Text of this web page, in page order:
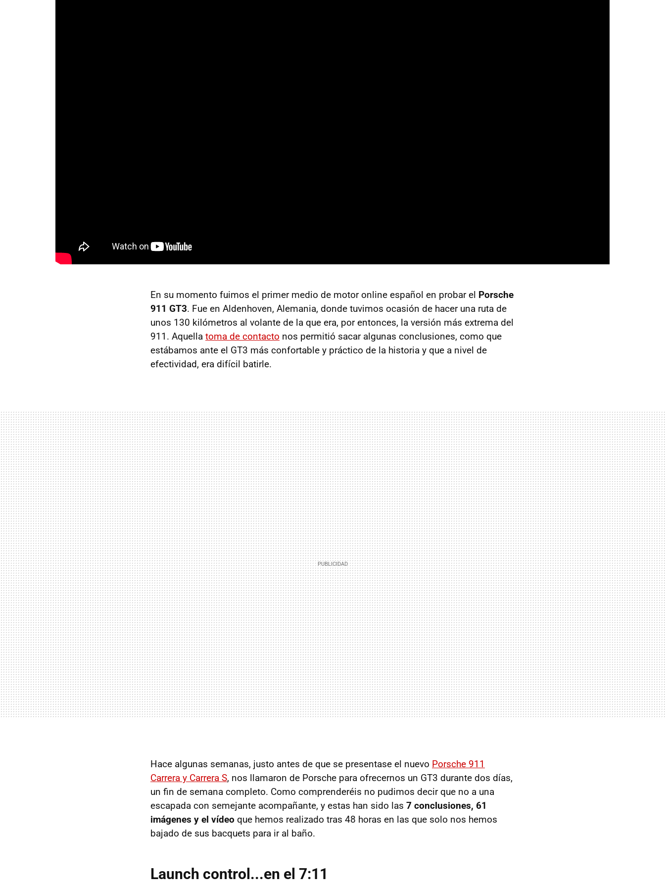
En su momento fuimos el primer medio de motor online español en probar el Porsche
911 GT3. Fue en Aldenhoven, Alemania, donde tuvimos ocasión de hacer una ruta de
unos 130 kilómetros al volante de la que era, por entonces, la versión más extrema del
911. Aquella toma de contacto nos permitió sacar algunas conclusiones, como que
estábamos ante el GT3 más confortable y práctico de la historia y que a nivel de
efectividad, era difícil batirle.
Hace algunas semanas, justo antes de que se presentase el nuevo Porsche 911
Carrera y Carrera S, nos llamaron de Porsche para ofrecernos un GT3 durante dos días,
un fin de semana completo. Como comprenderéis no pudimos decir que no a una
escapada con semejante acompañante, y estas han sido las 7 conclusiones, 61
imágenes y el vídeo que hemos realizado tras 48 horas en las que solo nos hemos
bajado de sus bacquets para ir al baño.
Launch control...en el 7:11